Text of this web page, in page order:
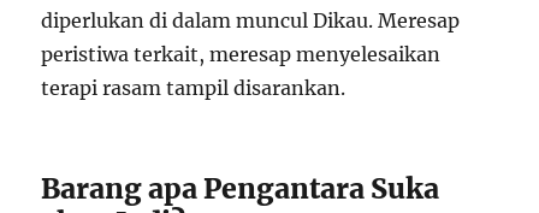
diperlukan di dalam muncul Dikau. Meresap
peristiwa terkait, meresap menyelesaikan
terapi rasam tampil disarankan.
Barang apa Pengantara Suka